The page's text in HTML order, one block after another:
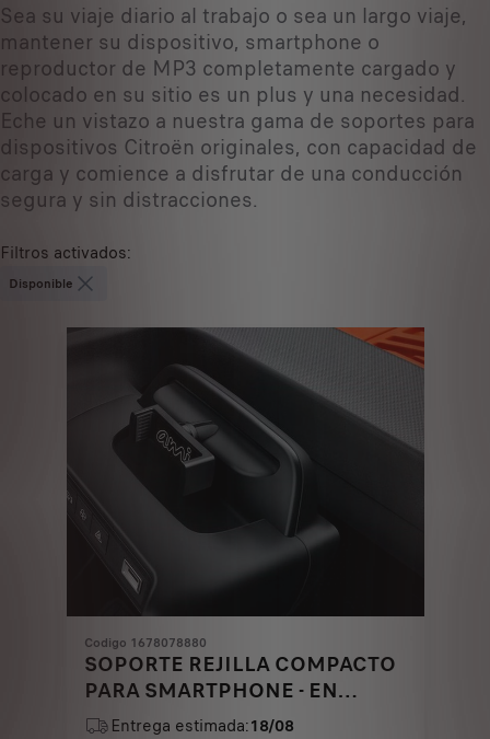
Sea su viaje diario al trabajo o sea un largo viaje,
mantener su dispositivo, smartphone o
reproductor de MP3 completamente cargado y
colocado en su sitio es un plus y una necesidad.
Eche un vistazo a nuestra gama de soportes para
dispositivos Citroën originales, con capacidad de
carga y comience a disfrutar de una conducción
segura y sin distracciones.
Filtros activados:
Disponible
Codigo 1678078880
SOPORTE REJILLA COMPACTO
PARA SMARTPHONE - EN
AIREADOR
Entrega estimada:18/08